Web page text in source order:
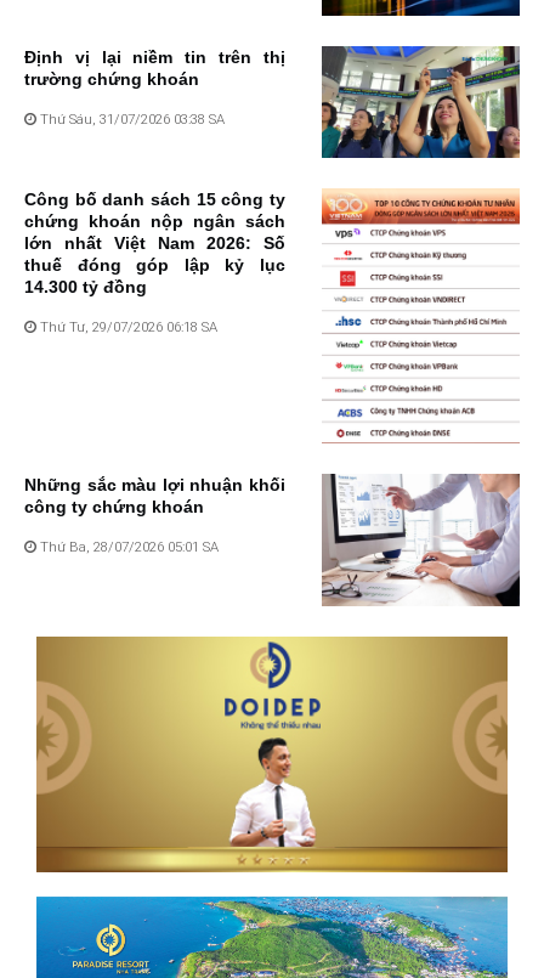
Định vị lại niềm tin trên thị
trường chứng khoán
Thứ Sáu, 31/07/2026 03:38 SA
Công bố danh sách 15 công ty
chứng khoán nộp ngân sách
lớn nhất Việt Nam 2026: Số
thuế đóng góp lập kỷ lục
14.300 tỷ đồng
Thứ Tư, 29/07/2026 06:18 SA
Những sắc màu lợi nhuận khối
công ty chứng khoán
Thứ Ba, 28/07/2026 05:01 SA